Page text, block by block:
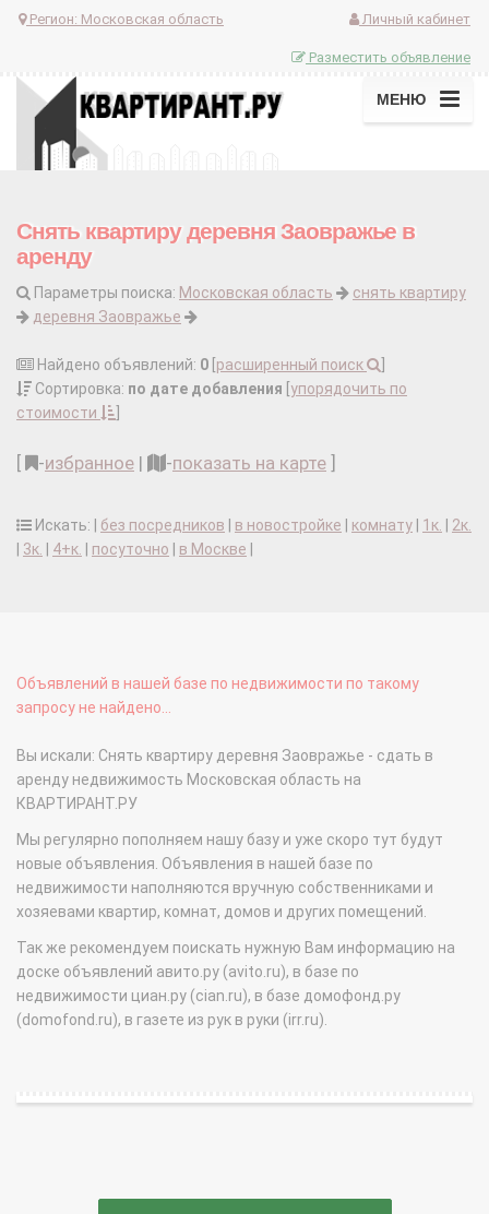
Регион: Московская область Личный кабинет
Разместить объявление
МЕНЮ
Снять квартиру деревня Заовражье в
аренду
Параметры поиска: Московская область
снять квартиру
деревня Заовражье
Найдено объявлений: 0 расширенный поиск
Сортировка: по дате добавления упорядочить по
стоимости
-избранное | -показать на карте
Искать: | без посредников в новостройке комнату 1к.
2к.
3к. 4+к. посуточно в Москве
Объявлений в нашей базе по недвижимости по такому
запросу не найдено...
Вы искали: Снять квартиру деревня Заовражье - сдать в
аренду недвижимость Московская область на
КВАРТИРАНТ.РУ
Мы регулярно пополняем нашу базу и уже скоро тут будут
новые объявления. Объявления в нашей базе по
недвижимости наполняются вручную собственниками и
хозяевами квартир, комнат, домов и других помещений.
Так же рекомендуем поискать нужную Вам информацию на
доске объявлений авито.ру (avito.ru), в базе по
недвижимости циан.ру (cian.ru), в базе домофонд.ру
(domofond.ru), в газете из рук в руки (irr.ru).